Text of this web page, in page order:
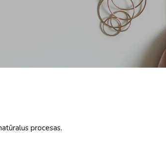
gali būti mechaniškai pažeisti.
paveikti metalų paviršių ir akmenų spindesį.
procesas.